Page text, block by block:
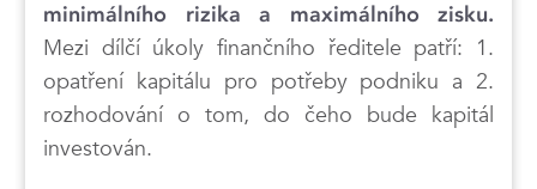
minimálního rizika a maximálního zisku.
Mezi dílčí úkoly finančního ředitele patří: 1.
opatření kapitálu pro potřeby podniku a 2.
rozhodování o tom, do čeho bude kapitál
investován.